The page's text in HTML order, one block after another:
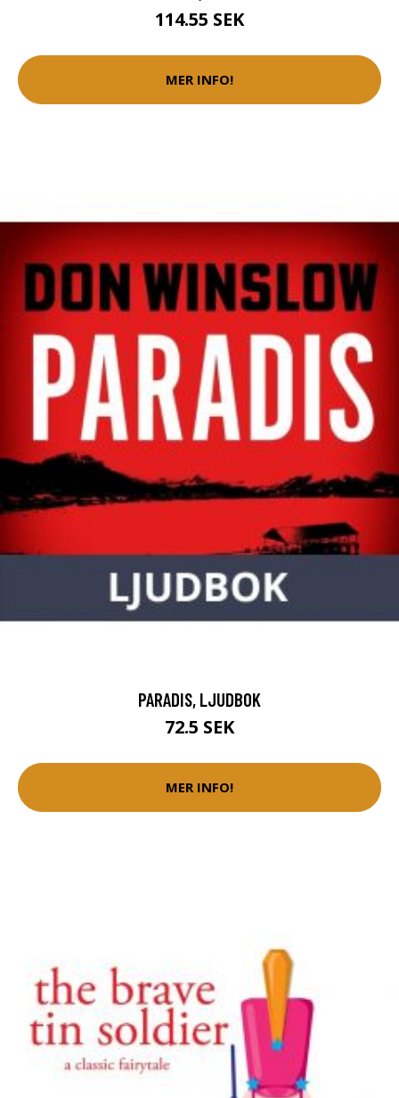
114.55 SEK
MER INFO!
PARADIS, LJUDBOK
72.5 SEK
MER INFO!